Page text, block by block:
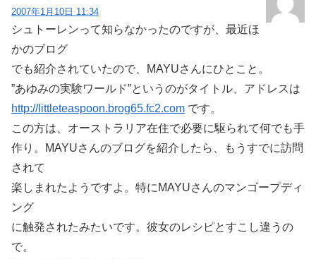
2007年1月10日 11:34
シュトーレンって知らなかったのですが、最近ほ
かのブログ
でも紹介されていたので、MAYUさんにひとこと。
”あゆみの実験ワールド”というのがタイトル、アドレスは
http://littleteaspoon.brog65.fc2.com です。
この方は、オーストラリア在住で必要に駆られて何でも手
作り。MAYUさんのブログを紹介したら、もうすでに訪問
されて
楽しまれたようですよ。特にMAYUさんのマンゴープディ
ング
に触発されたみたいです。彼女のレシピとすこし違うの
で。